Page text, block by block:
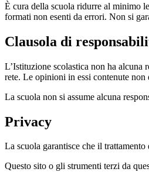
È cura della scuola ridurre al minimo
formati non esenti da errori. Non si
Clausola di
L’Istituzione scolastica non ha
rete. Le opinioni in essi contenute non
La scuola non si assume alcuna
Privacy
La scuola garantisce che il
Questo sito o gli strumenti terzi da